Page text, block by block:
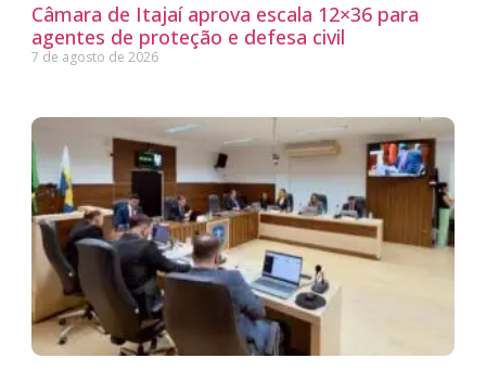
Câmara de Itajaí aprova escala 12×36 para
agentes de proteção e defesa civil
7 de agosto de 2026